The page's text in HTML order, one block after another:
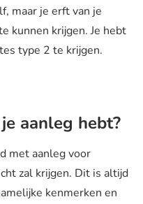
maar je erft van je
kunnen krijgen. Je hebt
type 2 te krijgen.
aanleg hebt?
met aanleg voor
zal krijgen. Dit is altijd
kenmerken en